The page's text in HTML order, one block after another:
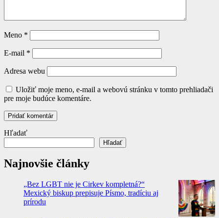
Meno *
E-mail *
Adresa webu
Uložiť moje meno, e-mail a webovú stránku v tomto prehliadači
pre moje budúce komentáre.
Hľadať
Hľadať
Najnovšie články
„Bez LGBT nie je Cirkev kompletná?“
Mexický biskup prepisuje Písmo, tradíciu aj
prírodu